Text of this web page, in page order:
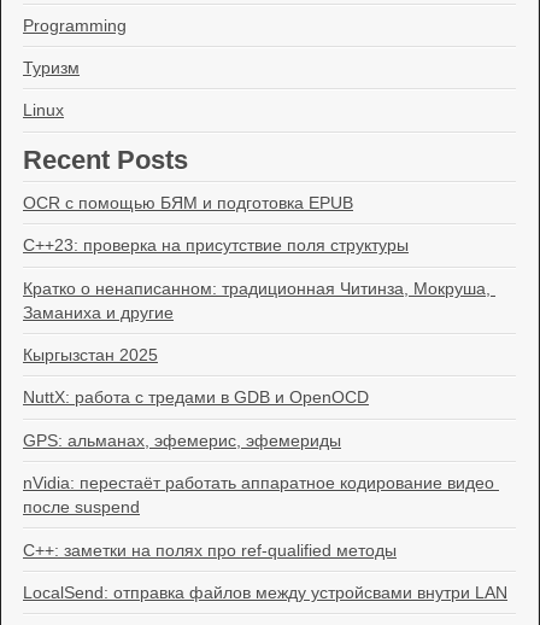
Programming
Туризм
Linux
Recent Posts
OCR с помощью БЯМ и подготовка EPUB
C++23: проверка на присутствие поля структуры
Кратко о ненаписанном: традиционная Читинза, Мокруша,
Заманиха и другие
Кыргызстан 2025
NuttX: работа с тредами в GDB и OpenOCD
GPS: альманах, эфемерис, эфемериды
nVidia: перестаёт работать аппаратное кодирование видео
после suspend
C++: заметки на полях про ref-qualified методы
LocalSend: отправка файлов между устройсвами внутри LAN